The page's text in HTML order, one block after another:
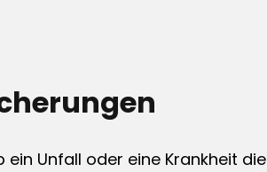
Unfall oder eine Krankheit die